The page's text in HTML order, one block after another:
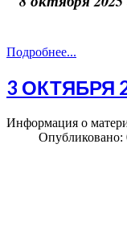
Подробнее...
3 ОКТЯБРЯ
Информация о
Опубликовано: